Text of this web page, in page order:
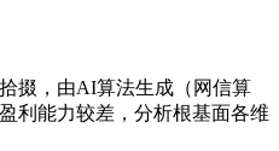
，由AI算法生成（网信算
利能力较差，分析根基面各维